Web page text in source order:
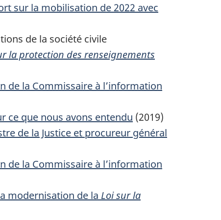
sur la mobilisation de 2022 avec
de la société civile
la protection des renseignements
de la Commissaire à l’information
ce que nous avons entendu (2019)
de la Justice et procureur général
de la Commissaire à l’information
modernisation de la Loi sur la